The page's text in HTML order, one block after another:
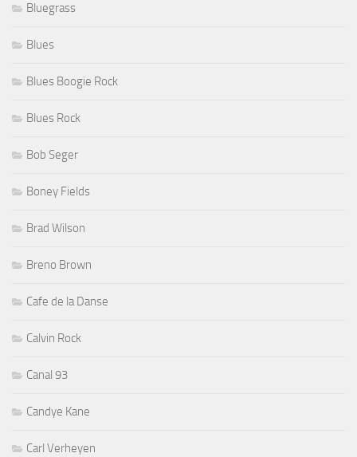
Bluegrass
Blues
Blues Boogie Rock
Blues Rock
Bob Seger
Boney Fields
Brad Wilson
Breno Brown
Cafe de la Danse
Calvin Rock
Canal 93
Candye Kane
Carl Verheyen